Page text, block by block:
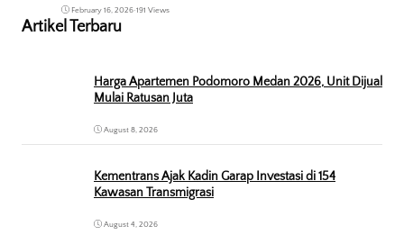
February 16, 2026•191 Views
Artikel Terbaru
Harga Apartemen Podomoro Medan 2026, Unit Dijual
Mulai Ratusan Juta
August 8, 2026
Kementrans Ajak Kadin Garap Investasi di 154
Kawasan Transmigrasi
August 4, 2026